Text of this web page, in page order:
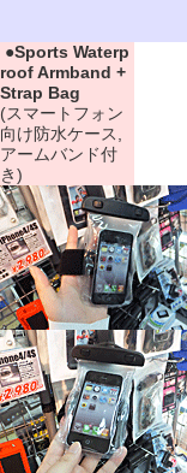
●Sports Waterp
roof Armband +
Strap Bag
(スマートフォン
向け防水ケース,
アームバンド付
き)